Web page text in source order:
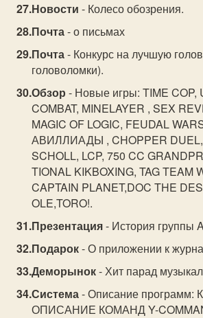
Новости - Колесо обозрения.
Почта- о письмах
Почта- Конкурс на лучшую
головоломки).
Обзор - Новые игры: TIME COP,
COMBAT, MINELAYER , SEX
MAGIC OF LOGIC, FEUDAL
АВИЛЛИАДЫ , CHOPPER DUEL,
SCHOLL, LCP, 750 CC
TIONAL KIKBOXING, TAG TEAM
CAPTAIN PLANET,DOC THE
OLE,TORO!.
Презентация- История группы
Подарок- О приложении к
Деморынок- Хит парад
Система- Описание программ:
ОПИСАНИЕ КОМАНД Y-